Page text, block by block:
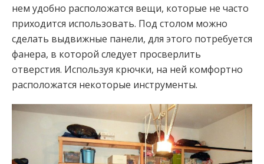
нем удобно расположатся вещи, которые не часто
приходится использовать. Под столом можно
сделать выдвижные панели, для этого потребуется
фанера, в которой следует просверлить
отверстия. Используя крючки, на ней комфортно
расположатся некоторые инструменты.